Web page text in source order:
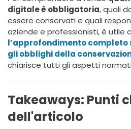
digitale è obbligatoria, quali
essere conservati e quali
aziende e professionisti, è utile
l’approfondimento completo
gli obblighi della
chiarisce tutti gli aspetti
Takeaways: Punti
dell'articolo